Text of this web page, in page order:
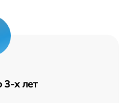
3-х лет